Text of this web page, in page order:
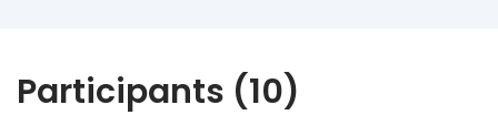
Participants (10)